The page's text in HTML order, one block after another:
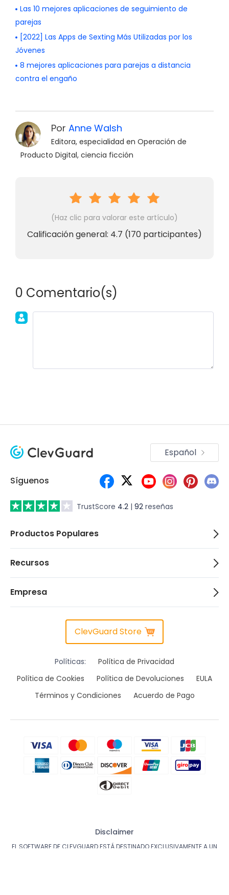
Las 10 mejores aplicaciones de seguimiento de
parejas
[2022] Las Apps de Sexting Más Utilizadas por los
Jóvenes
8 mejores aplicaciones para parejas a distancia
contra el engaño
Por Anne Walsh
Editora, especialidad en Operación de
Producto Digital, ciencia ficción
(Haz clic para valorar este artículo)
Calificación general: 4.7 (170 participantes)
0 Comentario(s)
TrustScore 4.2 | 92 reseñas
Síguenos
Español
Productos Populares
Recursos
Empresa
ClevGuard Store
Políticas:
Política de Privacidad
Política de Cookies
Política de Devoluciones
EULA
Términos y Condiciones
Acuerdo de Pago
Disclaimer
EL SOFTWARE DE CLEVGUARD ESTÁ DESTINADO EXCLUSIVAMENTE A UN